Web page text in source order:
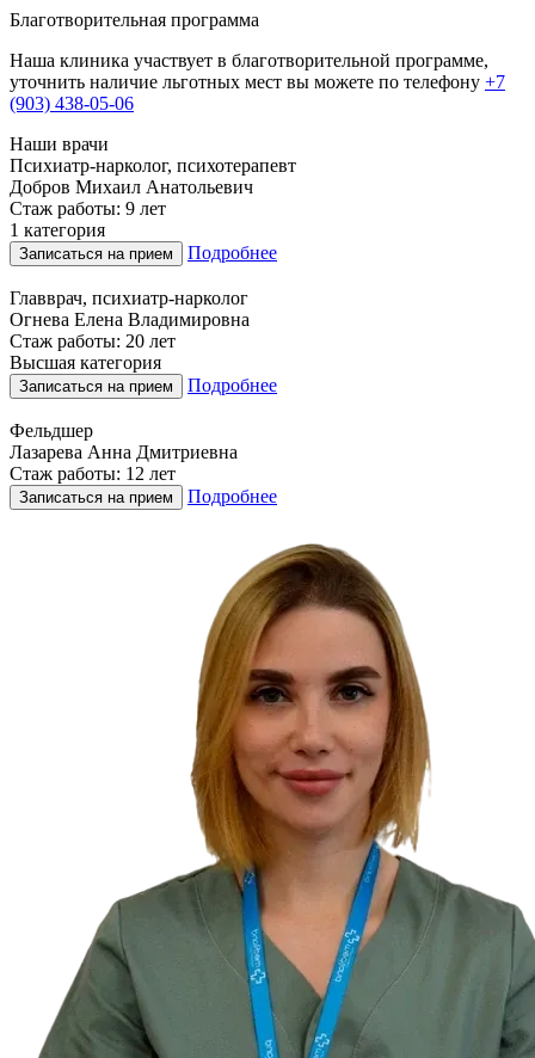
Благотворительная программа
Наша клиника участвует в благотворительной программе,
уточнить наличие льготных мест вы можете по телефону +7
(903) 438-05-06
Наши врачи
Психиатр-нарколог, психотерапевт
Добров Михаил Анатольевич
Стаж работы: 9 лет
1 категория
Записаться на прием Подробнее
Главврач, психиатр-нарколог
Огнева Елена Владимировна
Стаж работы: 20 лет
Высшая категория
Записаться на прием Подробнее
Фельдшер
Лазарева Анна Дмитриевна
Стаж работы: 12 лет
Записаться на прием Подробнее